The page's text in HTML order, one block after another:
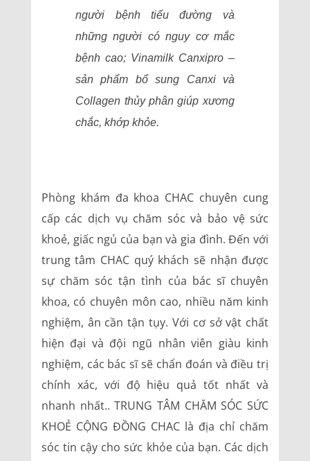
người bệnh tiểu đường và
những người có nguy cơ mắc
bệnh cao; Vinamilk Canxipro –
sản phẩm bổ sung Canxi và
Collagen thủy phân giúp xương
chắc, khớp khỏe.
Phòng khám đa khoa CHAC chuyên cung
cấp các dịch vụ chăm sóc và bảo vệ sức
khoẻ, giấc ngủ của bạn và gia đình. Đến với
trung tâm CHAC quý khách sẽ nhận được
sự chăm sóc tận tình của bác sĩ chuyên
khoa, có chuyên môn cao, nhiều năm kinh
nghiệm, ân cần tận tụy. Với cơ sở vật chất
hiện đại và đội ngũ nhân viên giàu kinh
nghiệm, các bác sĩ sẽ chẩn đoán và điều trị
chính xác, với độ hiệu quả tốt nhất và
nhanh nhất.. TRUNG TÂM CHĂM SÓC SỨC
KHOẺ CỘNG ĐỒNG CHAC là địa chỉ chăm
sóc tin cậy cho sức khỏe của bạn. Các dịch